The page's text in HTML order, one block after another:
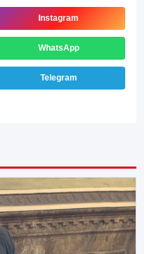
Instagram
WhatsApp
Telegram